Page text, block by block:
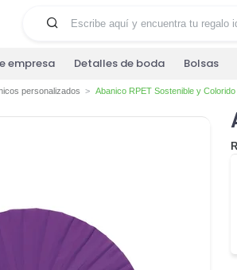
empresa Detalles de boda Bolsas
personalizados Abanico RPET Sostenible y Colorido